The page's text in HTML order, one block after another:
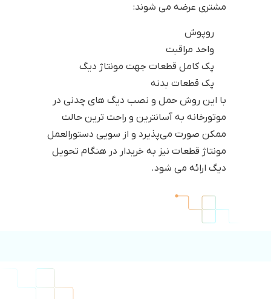
مشتری عرضه می شوند:
روپوش
واحد مراقبت
پک کامل قطعات جهت مونتاژ دیگ
پک قطعات بدنه
با این روش حمل و نصب دیگ های چدنی در
موتورخانه به آسانترین و راحت ترین حالت
ممکن صورت می‌پذیرد و از سویی دستورالعمل
مونتاژ قطعات نیز به خریدار در هنگام تحویل
دیگ ارائه می شود.